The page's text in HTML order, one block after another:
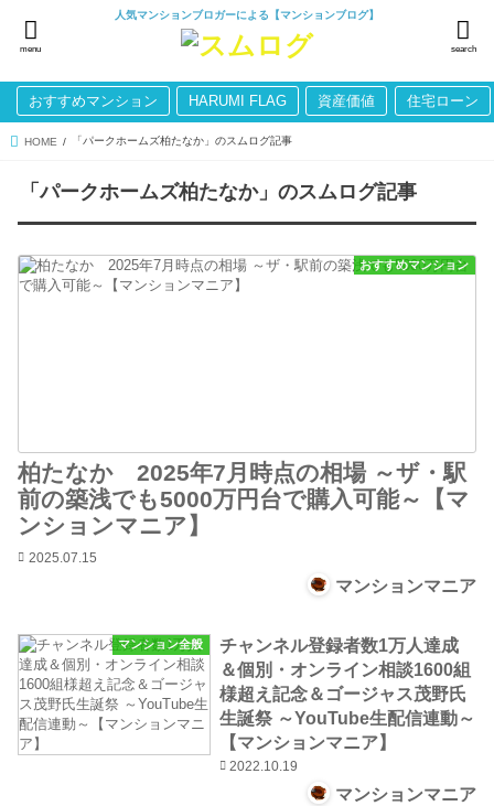
人気マンションブロガーによる【マンションブログ】
search
menu
おすすめマンション HARUMI FLAG 資産価値 住宅ローン
HOME 「パークホームズ柏たなか」のスムログ記事
「パークホームズ柏たなか」のスムログ記事
おすすめマンション
柏たなか 2025年7月時点の相場 ～ザ・駅
前の築浅でも5000万円台で購入可能～【マ
ンションマニア】
2025.07.15
マンションマニア
マンション全般
チャンネル登録者数1万人達成
＆個別・オンライン相談1600組
様超え記念＆ゴージャス茂野氏
生誕祭 ～YouTube生配信連動～
【マンションマニア】
2022.10.19
マンションマニア